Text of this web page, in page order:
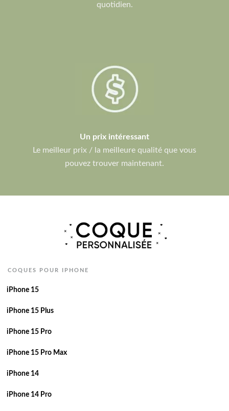
quotidien.
Un prix intéressant
Le meilleur prix / la meilleure qualité que vous
pouvez trouver maintenant.
COQUES POUR IPHONE
iPhone 15
iPhone 15 Plus
iPhone 15 Pro
iPhone 15 Pro Max
iPhone 14
iPhone 14 Pro